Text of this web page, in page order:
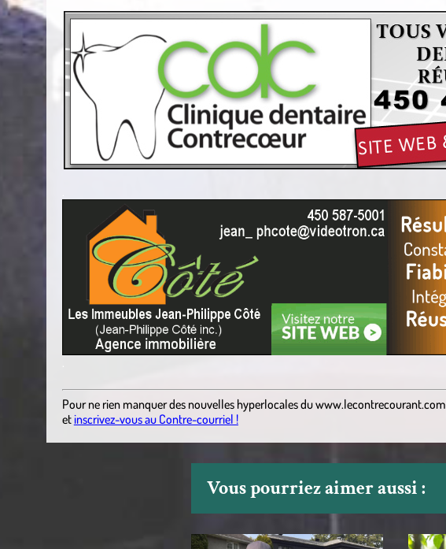
Pour ne rien manquer des nouvelles hyperlocales duwww.lecontrecourant.com
etinscrivez-vous au Contre-courriel !
Vous pourriez aimer aussi :